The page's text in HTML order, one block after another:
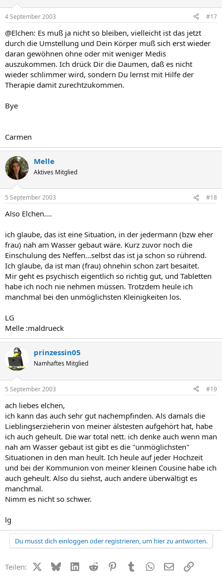
4 September 2003 #17
@Elchen: Es muß ja nicht so bleiben, vielleicht ist das jetzt
durch die Umstellung und Dein Körper muß sich erst wieder
daran gewöhnen ohne oder mit weniger Medis
auszukommen. Ich drück Dir die Daumen, daß es nicht
wieder schlimmer wird, sondern Du lernst mit Hilfe der
Therapie damit zurechtzukommen.
Bye
Carmen
Melle
Aktives Mitglied
5 September 2003 #18
Also Elchen....
ich glaube, das ist eine Situation, in der jedermann (bzw eher
frau) nah am Wasser gebaut wäre. Kurz zuvor noch die
Einschulung des Neffen...selbst das ist ja schon so rührend.
Ich glaube, da ist man (frau) ohnehin schon zart besaitet.
Mir geht es psychisch eigentlich so richtig gut, und Tabletten
habe ich noch nie nehmen müssen. Trotzdem heule ich
manchmal bei den unmöglichsten Kleinigkeiten los.
LG
Melle :maldrueck
prinzessin05
Namhaftes Mitglied
5 September 2003 #19
ach liebes elchen,
ich kann das auch sehr gut nachempfinden. Als damals die
Lieblingserzieherin von meiner älstesten aufgehört hat, habe
ich auch geheult. Die war total nett. ich denke auch wenn man
nah am Wasser gebaut ist gibt es die "unmöglichsten"
Situationen in den man heult. Ich heule auf jeder Hochzeit
und bei der Kommunion von meiner kleinen Cousine habe ich
auch geheult. Also du siehst, auch andere überwältigt es
manchmal.
Nimm es nicht so schwer.
lg
Du musst dich einloggen oder registrieren, um hier zu antworten.
Teilen: X (Twitter)
BlueskyLinkedIn
Reddit PinterestTumblr WhatsApp
E-MailLink